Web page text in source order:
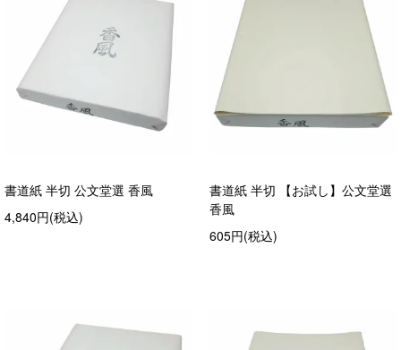
書道紙 半切 公文堂選 香風
4,840円(税込)
書道紙 半切 【お試し】公文堂選
香風
605円(税込)